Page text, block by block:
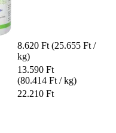
8.620 Ft (25.655 Ft /
kg)
13.590 Ft
(80.414 Ft / kg)
22.210 Ft